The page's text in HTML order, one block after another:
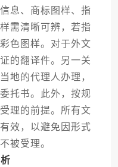
息、商标图样、指
需清晰可辨，若指
色图样。对于外文
的翻译件。另一关
地的代理人办理，
托书。此外，按规
理的前提。所有文
效，以避免因形式
被受理。